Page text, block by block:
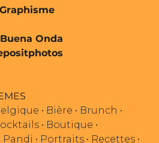
Buena Onda
• Bière • Brunch •
• Boutique •
Pandi • Portraits • Recettes •